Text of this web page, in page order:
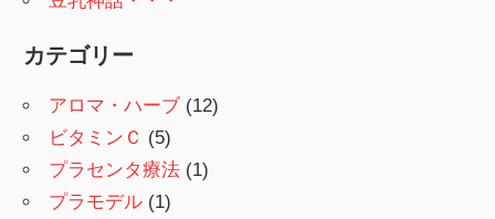
カテゴリー
アロマ・ハーブ(12)
ビタミンＣ (5)
プラセンタ療法 (1)
プラモデル (1)